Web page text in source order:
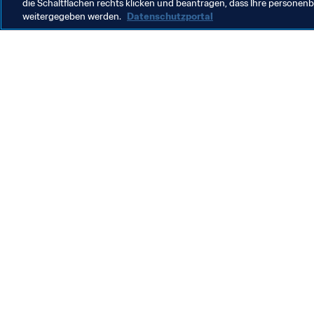
die Schaltflächen rechts klicken und beantragen, dass Ihre
weitergegeben werden. Datenschutzportal